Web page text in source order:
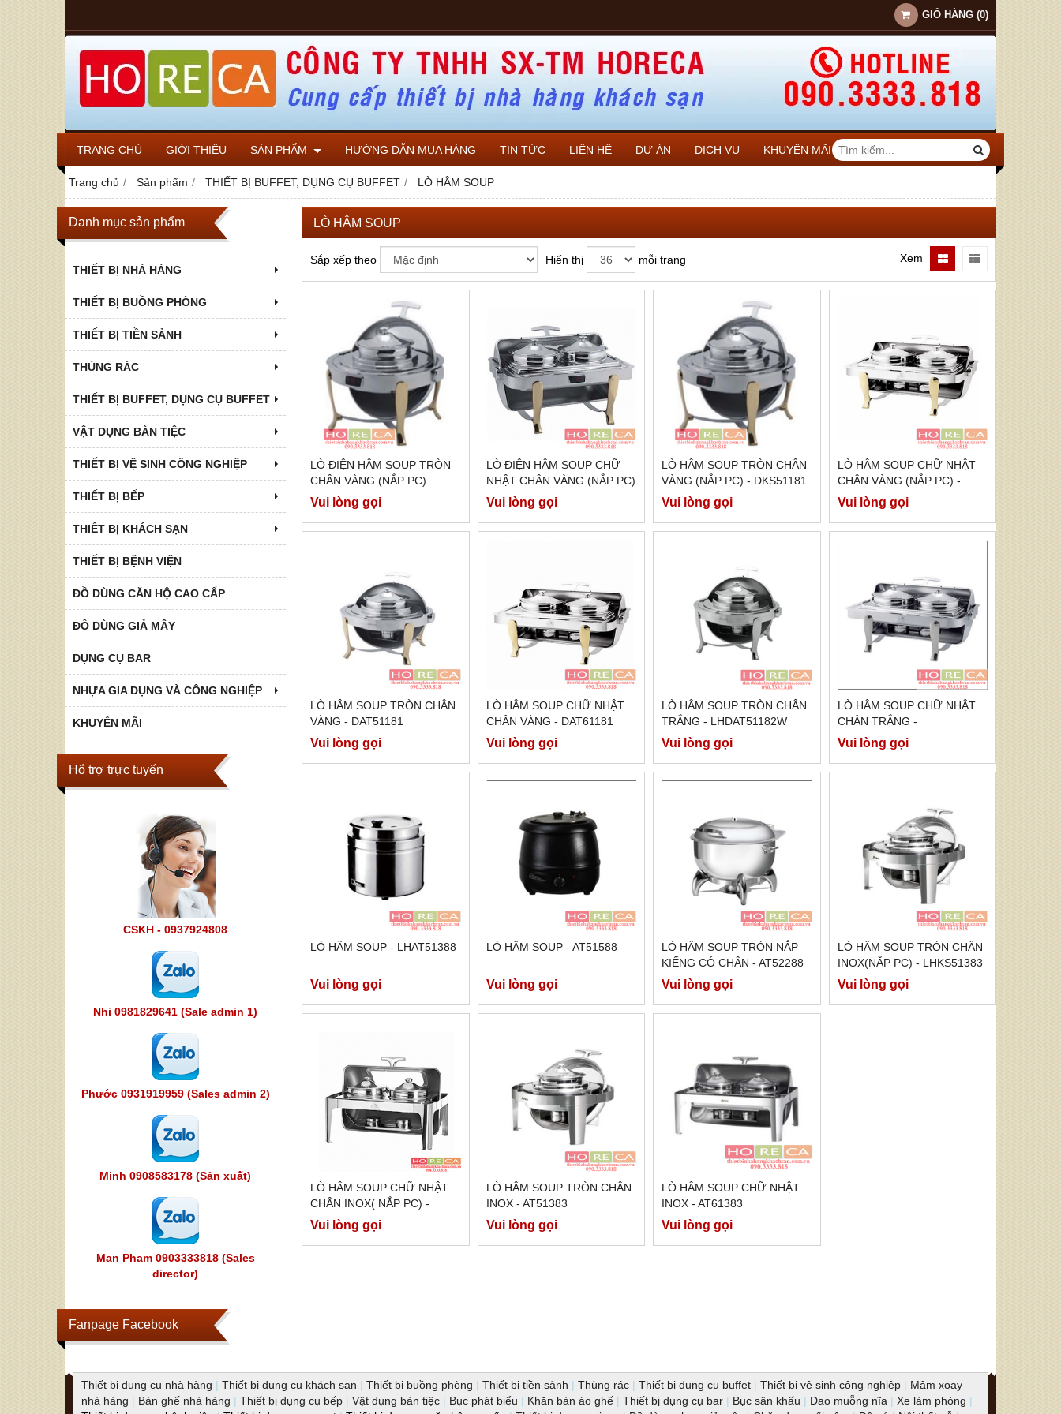
GIỎ HÀNG (0)
TRANG CHỦ GIỚI THIỆU SẢN PHẨM HƯỚNG DẪN MUA HÀNG TIN TỨC LIÊN HỆ DỰ ÁN DỊCH VỤ KHUYẾN MÃI
Trang chủ Sản phẩm THIẾT BỊ BUFFET, DỤNG CỤ BUFFET LÒ HÂM SOUP
Danh mục sản phẩm
THIẾT BỊ NHÀ HÀNG
THIẾT BỊ BUỒNG PHÒNG
THIẾT BỊ TIỀN SẢNH
THÙNG RÁC
THIẾT BỊ BUFFET, DỤNG CỤ BUFFET
VẬT DỤNG BÀN TIỆC
THIẾT BỊ VỆ SINH CÔNG NGHIỆP
THIẾT BỊ BẾP
THIẾT BỊ KHÁCH SẠN
THIẾT BỊ BỆNH VIỆN
ĐỒ DÙNG CĂN HỘ CAO CẤP
ĐỒ DÙNG GIẢ MÂY
DỤNG CỤ BAR
NHỰA GIA DỤNG VÀ CÔNG NGHIỆP
KHUYẾN MÃI
Hổ trợ trực tuyến
CSKH - 0937924808
Nhi 0981829641 (Sale admin 1)
Phước 0931919959 (Sales admin 2)
Minh 0908583178 (Sản xuất)
Man Pham 0903333818 (Sales
director)
Fanpage Facebook
LÒ HÂM SOUP
Sắp xếp theo Hiển thị mỗi trang Xem
LÒ ĐIỆN HÂM SOUP TRÒN
CHÂN VÀNG (NẮP PC)
DÙNG ĐIỆN - DSK51181
Vui lòng gọi
LÒ ĐIỆN HÂM SOUP CHỮ
NHẬT CHÂN VÀNG (NẮP PC)
DÙNG ĐIỆN - DSK61181
Vui lòng gọi
LÒ HÂM SOUP TRÒN CHÂN
VÀNG (NẮP PC) - DKS51181
Vui lòng gọi
LÒ HÂM SOUP CHỮ NHẬT
CHÂN VÀNG (NẮP PC) -
DKS61181
Vui lòng gọi
LÒ HÂM SOUP TRÒN CHÂN
VÀNG - DAT51181
Vui lòng gọi
LÒ HÂM SOUP CHỮ NHẬT
CHÂN VÀNG - DAT61181
Vui lòng gọi
LÒ HÂM SOUP TRÒN CHÂN
TRẮNG - LHDAT51182W
Vui lòng gọi
LÒ HÂM SOUP CHỮ NHẬT
CHÂN TRẮNG -
LHDAT61182W
Vui lòng gọi
LÒ HÂM SOUP - LHAT51388
Vui lòng gọi
LÒ HÂM SOUP - AT51588
Vui lòng gọi
LÒ HÂM SOUP TRÒN NẮP
KIẾNG CÓ CHÂN - AT52288
Vui lòng gọi
LÒ HÂM SOUP TRÒN CHÂN
INOX(NẮP PC) - LHKS51383
Vui lòng gọi
LÒ HÂM SOUP CHỮ NHẬT
CHÂN INOX( NẮP PC) -
LHKS61383
Vui lòng gọi
LÒ HÂM SOUP TRÒN CHÂN
INOX - AT51383
Vui lòng gọi
LÒ HÂM SOUP CHỮ NHẬT
INOX - AT61383
Vui lòng gọi
Thiết bị dụng cụ nhà hàng | Thiết bị dụng cụ khách sạn | Thiết bị buồng phòng | Thiết bị tiền sảnh | Thùng rác | Thiết bị dụng cụ buffet | Thiết bị vệ sinh công nghiệp | Mâm xoay
nhà hàng | Bàn ghế nhà hàng | Thiết bị dụng cụ bếp | Vật dụng bàn tiệc | Bục phát biểu | Khăn bàn áo ghế | Thiết bị dụng cụ bar | Bục sân khấu | Dao muỗng nĩa | Xe làm phòng |